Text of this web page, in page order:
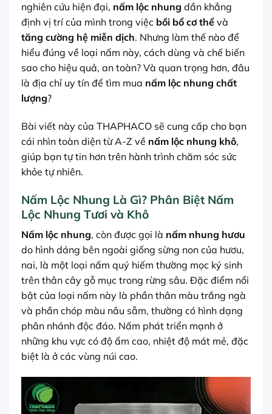
nghiên cứu hiện đại, nấm lộc nhung dần khẳng
định vị trí của mình trong việc bồi bổ cơ thể và
tăng cường hệ miễn dịch. Nhưng làm thế nào để
hiểu đúng về loại nấm này, cách dùng và chế biến
sao cho hiệu quả, an toàn? Và quan trọng hơn, đâu
là địa chỉ uy tín để tìm mua nấm lộc nhung chất
lượng?
Bài viết này của THAPHACO sẽ cung cấp cho bạn
cái nhìn toàn diện từ A-Z về nấm lộc nhung khô,
giúp bạn tự tin hơn trên hành trình chăm sóc sức
khỏe tự nhiên.
Nấm Lộc Nhung Là Gì? Phân Biệt Nấm
Lộc Nhung Tươi và Khô
Nấm lộc nhung, còn được gọi là nấm nhung hươu
do hình dáng bên ngoài giống sừng non của hươu,
nai, là một loại nấm quý hiếm thường mọc ký sinh
trên thân cây gỗ mục trong rừng sâu. Đặc điểm nổi
bật của loại nấm này là phần thân màu trắng ngà
và phần chóp màu nâu sẫm, thường có hình dạng
phân nhánh độc đáo. Nấm phát triển mạnh ở
những khu vực có độ ẩm cao, nhiệt độ mát mẻ, đặc
biệt là ở các vùng núi cao.